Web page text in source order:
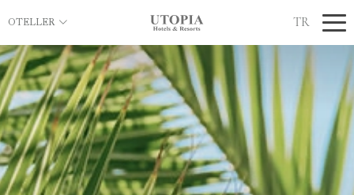
OTELLER TR